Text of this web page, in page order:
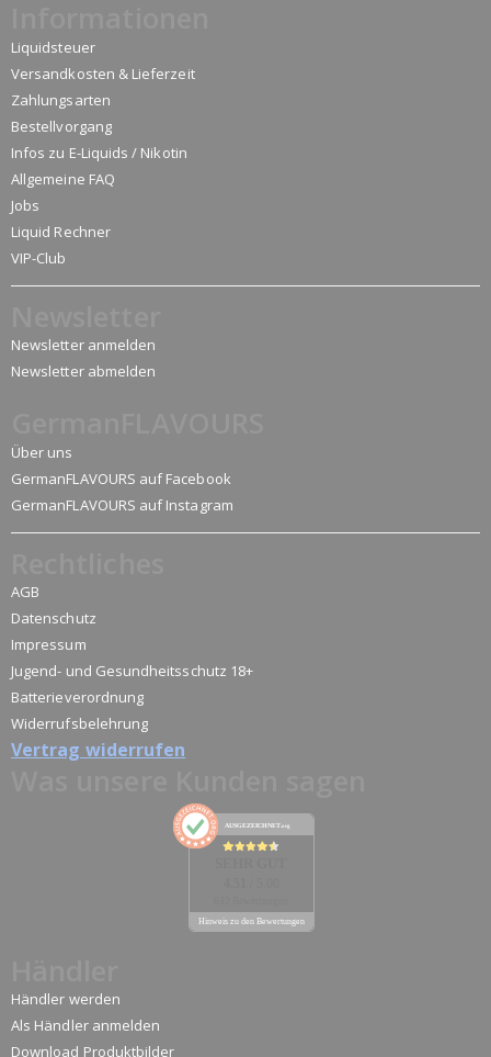
Liquidsteuer
Versandkosten & Lieferzeit
Zahlungsarten
Bestellvorgang
Infos zu E-Liquids / Nikotin
Allgemeine FAQ
Jobs
Liquid Rechner
VIP-Club
Newsletter anmelden
Newsletter abmelden
Über uns
GermanFLAVOURS auf Facebook
GermanFLAVOURS auf Instagram
AGB
Datenschutz
Impressum
Jugend- und Gesundheitsschutz 18+
Batterieverordnung
Widerrufsbelehrung
Vertrag widerrufen
AUSGEZEICHNET.org
Hinweis zu den Bewertungen
Händler werden
Als Händler anmelden
Download Produktbilder